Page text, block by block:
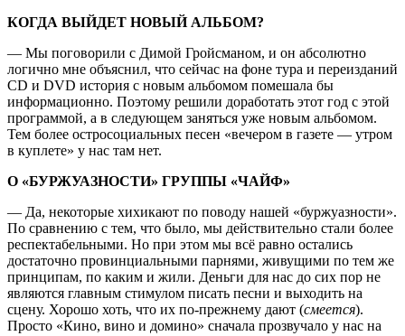
КОГДА ВЫЙДЕТ НОВЫЙ АЛЬБОМ?
— Мы поговорили с Димой Гройсманом, и он абсолютно
логично мне объяснил, что сейчас на фоне тура и переизданий
CD и DVD история с новым альбомом помешала бы
информационно. Поэтому решили доработать этот год с этой
программой, а в следующем заняться уже новым альбомом.
Тем более остросоциальных песен «вечером в газете — утром
в куплете» у нас там нет.
О «БУРЖУАЗНОСТИ» ГРУППЫ «ЧАЙФ»
— Да, некоторые хихикают по поводу нашей «буржуазности».
По сравнению с тем, что было, мы действительно стали более
респектабельными. Но при этом мы всё равно остались
достаточно провинциальными парнями, живущими по тем же
принципам, по каким и жили. Деньги для нас до сих пор не
являются главным стимулом писать песни и выходить на
сцену. Хорошо хоть, что их по-прежнему дают (смеется).
Просто «Кино, вино и домино» сначала прозвучало у нас на